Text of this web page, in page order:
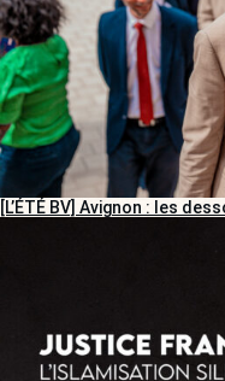
[L’ÉTÉ BV] Avignon : les